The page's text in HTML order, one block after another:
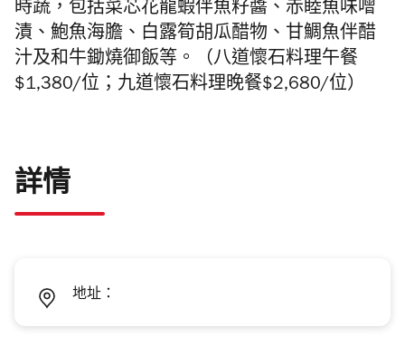
時蔬，包括菜芯花龍蝦伴魚籽醬、赤睦魚味噌
漬、鮑魚海膽、白露筍胡瓜醋物、甘鯛魚伴醋
汁及和牛鋤燒御飯等。（八道懷石料理午餐
$1,380/位；九道懷石料理晚餐$2,680/位）
詳情
地址：